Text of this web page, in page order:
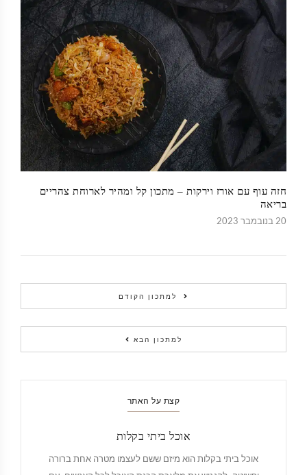
חזה עוף עם אורז וירקות – מתכון קל ומהיר לארוחת צהריים
בריאה
20 בנובמבר 2023
למתכון הקודם
למתכון הבא
קצת על האתר
אוכל ביתי בקלות
אוכל ביתי בקלות הוא מיזם ששם לעצמו מטרה אחת ברורה